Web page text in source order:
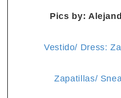
Pics by:
Vestido/ Dress:
Zapatillas/